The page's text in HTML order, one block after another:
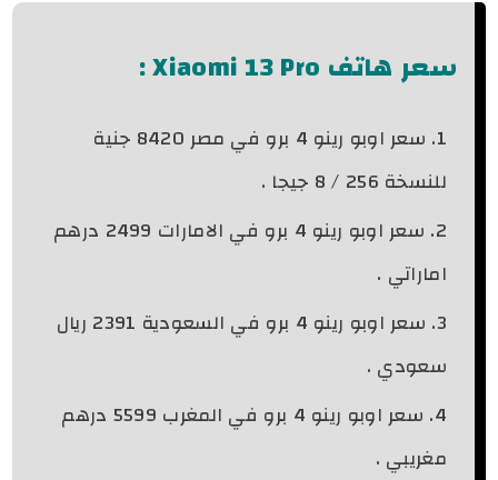
سعر هاتف :
سعر اوبو رينو 4 برو في مصر 8420 جنية
للنسخة 256 / 8 جيجا .
سعر اوبو رينو 4 برو في الامارات 2499 درهم
اماراتي .
سعر اوبو رينو 4 برو في السعودية 2391 ريال
سعودي .
سعر اوبو رينو 4 برو في المغرب 5599 درهم
مغريبي .